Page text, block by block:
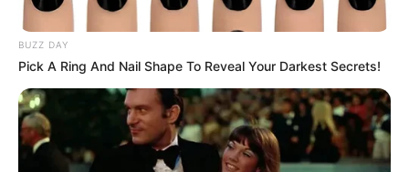
Lageplan alsgrößere Karte zeigen.
Deutschlandweit Veranstaltung kostenlos
eintragen:
BUZZ DAY
Pick A Ring And Nail Shape To Reveal Your Darkest Secrets!